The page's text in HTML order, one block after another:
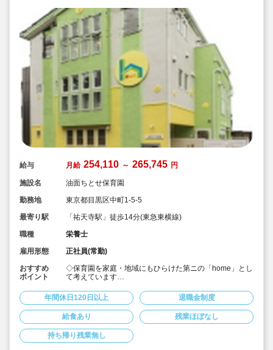
スを行い、信頼関係を培っていきます。
そして、雲母保育園の売りは何と言っても
『働いている職員みなさん』です！
給与 月給 254,110 ～ 265,745 円
施設名
油面ちとせ保育園
勤務地
東京都目黒区中町1-5-5
最寄り駅
「祐天寺駅」徒歩14分(東急東横線)
職種
栄養士
雇用形態
正社員(常勤)
おすすめ
ポイント
◇保育園を家庭・地域にもひらけた第ニの「home」とし
て考えています
◇月給25.4万円以上！賞与3.5ヶ月！年度末一時金支給あ
り♪
◇安定した大手社会福祉法人のお仕事です♪
◇持ち帰りなし。残業もほとんどありませんが、残業し
た場合は別途残業代支給あります
◇宿舎借り上げ制度利用可能です（家族同居可能）
◇退職金制度も勤続1年以上で支給されるなど安心して勤
年間休日120日以上 退職金制度
給食あり 残業ほぼなし
持ち帰り残業無し